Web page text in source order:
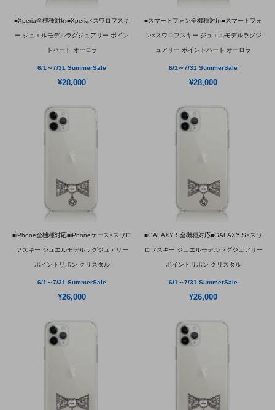
■Xperia全機種対応■Xperia×スワロフスキ
ー ジュエルモデルラグジュアリー ポイン
トハート オーロラ
6/1～7/31 SummerSale
¥28,000
■スマートフォン全機種対応■スマートフォ
ン×スワロフスキー ジュエルモデルラグジ
ュアリー ポイントハート オーロラ
6/1～7/31 SummerSale
¥28,000
■iPhone全機種対応■iPhoneケース×スワロ
フスキー ジュエルモデルラグジュアリー
ポイントリボン クリスタル
6/1～7/31 SummerSale
¥26,000
■GALAXY S全機種対応■GALAXY S×スワ
ロフスキー ジュエルモデルラグジュアリー
ポイントリボン クリスタル
6/1～7/31 SummerSale
¥26,000